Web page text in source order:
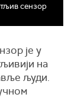
сензор
је у
на
људи.